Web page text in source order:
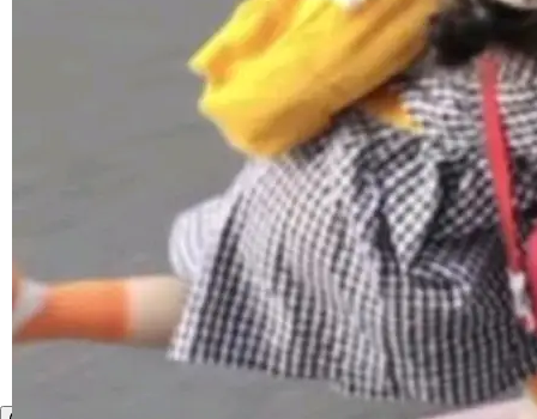
广告协同的全链路经营闭环，以及面向全球市场
的出海增长布局。 华为终端云业务商业化销售负
责人在开场致辞中表示，游戏开发者的核心诉求
已不再是“多一个投放渠道”，而是一套能够持续
驱动增长的体系。截至目前，搭载HarmonyOS
6的终端设备已突破7000万台，注册开发者数量
已突破 1100 万。随着鸿蒙生态汇聚越来越多的